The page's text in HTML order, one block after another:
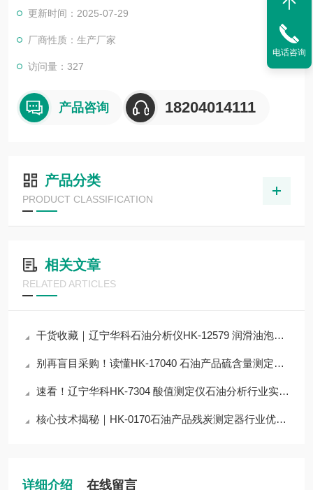
更新时间：2025-07-29
厂商性质：生产厂家
访问量：327
产品咨询 18204014111
产品分类
PRODUCT CLASSIFICATION
相关文章
RELATED ARTICLES
干货收藏｜辽宁华科石油分析仪HK-12579 润滑油泡沫特性测定器技术原理拆解
别再盲目采购！读懂HK-17040 石油产品硫含量测定器核心参数，选对不浪费
速看！辽宁华科HK-7304 酸值测定仪石油分析行业实测，30秒看完核心优势
核心技术揭秘｜HK-0170石油产品残炭测定器行业优质仪器，占据半壁江山？
详细介绍 在线留言
电话咨询